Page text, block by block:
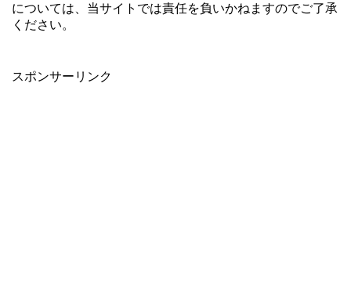
については、当サイトでは責任を負いかねますのでご了承
ください。
スポンサーリンク